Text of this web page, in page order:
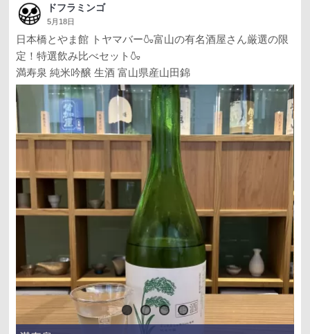
ドフラミンゴ
5月18日
日本橋とやま館 トヤマバー🍶富山の有名酒屋さん厳選の限
定！特選飲み比べセット🍶
満寿泉 純米吟醸 生酒 富山県産山田錦